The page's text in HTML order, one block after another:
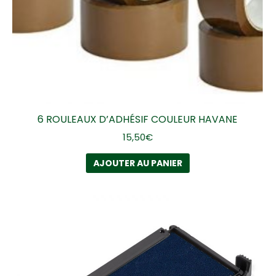
6 ROULEAUX D’ADHÉSIF COULEUR HAVANE
15,50€
AJOUTER AU PANIER